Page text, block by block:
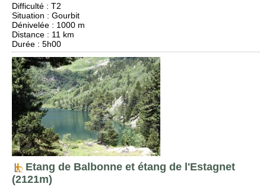
Difficulté : T2
Situation : Gourbit
Dénivelée : 1000 m
Distance : 11 km
Durée : 5h00
Etang de Balbonne et étang de l'Estagnet
(2121m)